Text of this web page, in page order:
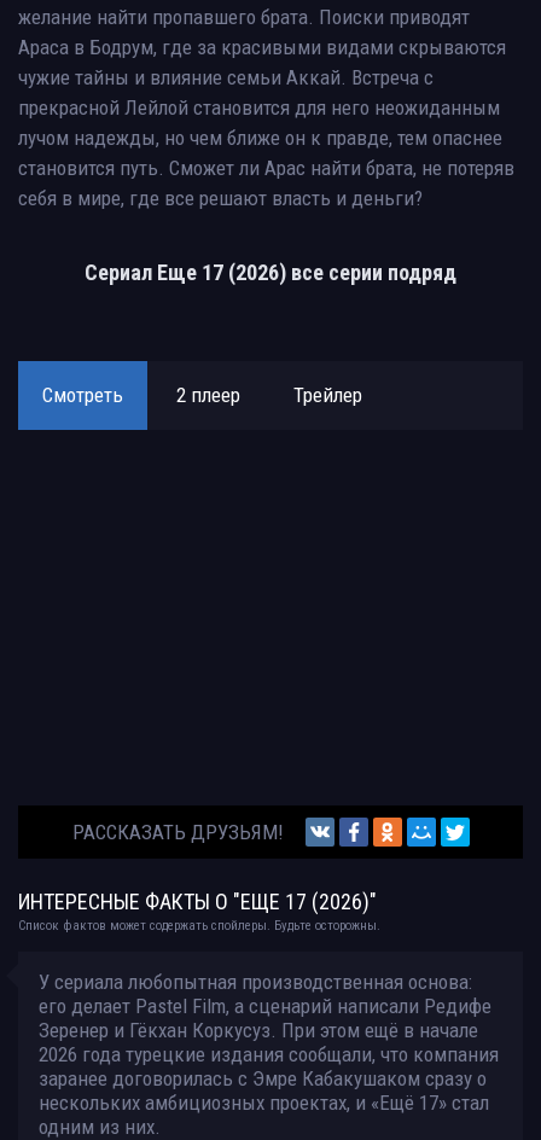
желание найти пропавшего брата. Поиски приводят
Араса в Бодрум, где за красивыми видами скрываются
чужие тайны и влияние семьи Аккай. Встреча с
прекрасной Лейлой становится для него неожиданным
лучом надежды, но чем ближе он к правде, тем опаснее
становится путь. Сможет ли Арас найти брата, не потеряв
себя в мире, где все решают власть и деньги?
Сериал Еще 17 (2026) все серии подряд
Смотреть 2 плеер Трейлер
РАССКАЗАТЬ ДРУЗЬЯМ!
ИНТЕРЕСНЫЕ ФАКТЫ О "ЕЩЕ 17 (2026)"
Список фактов может содержать спойлеры. Будьте осторожны.
У сериала любопытная производственная основа:
его делает Pastel Film, а сценарий написали Редифе
Зеренер и Гёкхан Коркусуз. При этом ещё в начале
2026 года турецкие издания сообщали, что компания
заранее договорилась с Эмре Кабакушаком сразу о
нескольких амбициозных проектах, и «Ещё 17» стал
одним из них.